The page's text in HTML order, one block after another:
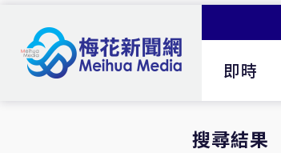
即時
搜尋結果